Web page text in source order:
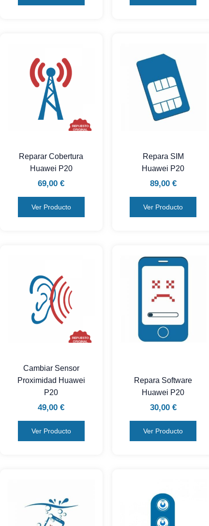
Reparar Cobertura
Huawei P20
69,00€
Ver Producto
Repara SIM
Huawei P20
89,00 €
Ver Producto
Cambiar Sensor
Proximidad Huawei
P20
49,00€
Ver Producto
Repara Software
Huawei P20
30,00 €
Ver Producto